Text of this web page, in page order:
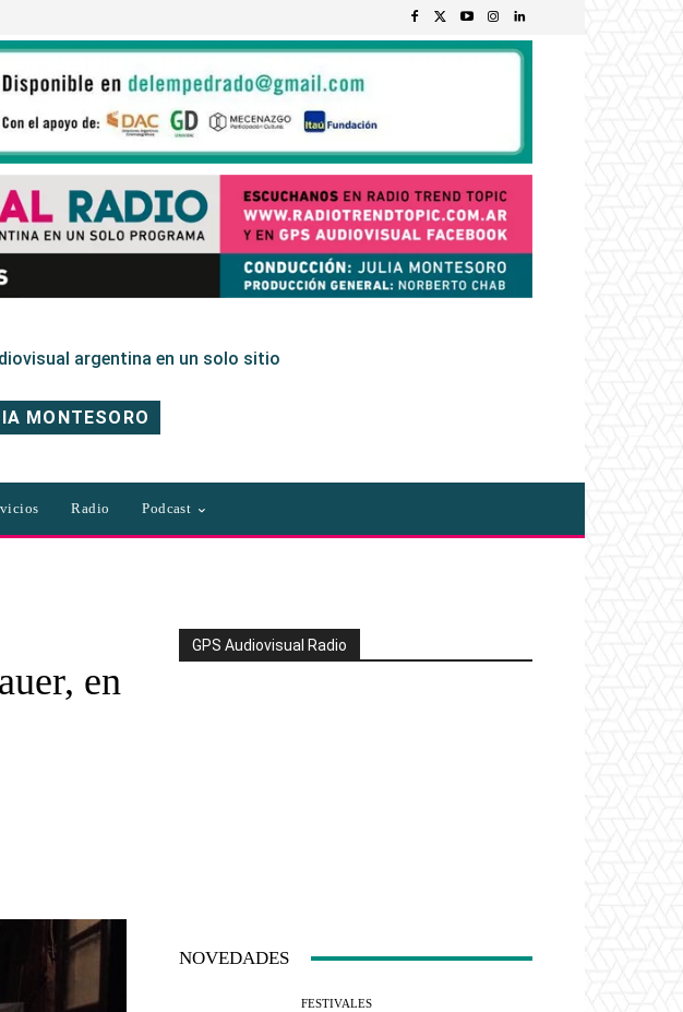
argentina en un solo sitio
MONTESORO
Radio Podcast
en
GPS Audiovisual Radio
NOVEDADES
FESTIVALES